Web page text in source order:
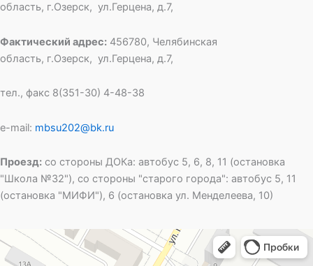
область, г.Озерск, ул.Герцена, д.7,
Фактический адрес: 456780, Челябинская
область, г.Озерск, ул.Герцена, д.7,
тел., факс 8(351-30) 4-48-38
e-mail: mbsu202@bk.ru
Проезд: со стороны ДОКа: автобус 5, 6, 8, 11 (остановка
"Школа №32"), со стороны "старого города": автобус 5, 11
(остановка "МИФИ"), 6 (остановка ул. Менделеева, 10)
Специальная школа открытого типа № 202
Общеобразовательная школа в Озёрске